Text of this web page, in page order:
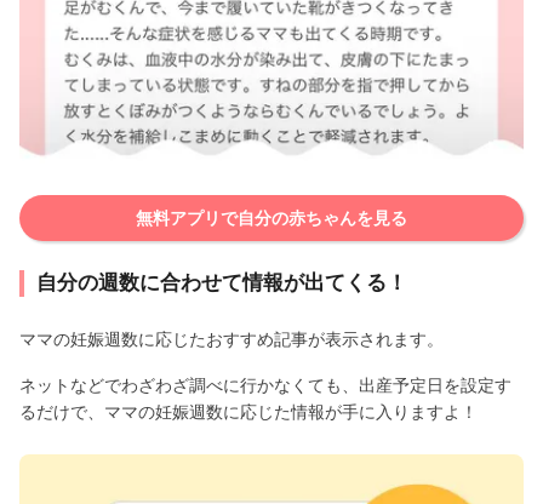
無料アプリで自分の赤ちゃんを見る
自分の週数に合わせて情報が出てくる！
ママの妊娠週数に応じたおすすめ記事が表示されます。
ネットなどでわざわざ調べに行かなくても、出産予定日を設定す
るだけで、ママの妊娠週数に応じた情報が手に入りますよ！